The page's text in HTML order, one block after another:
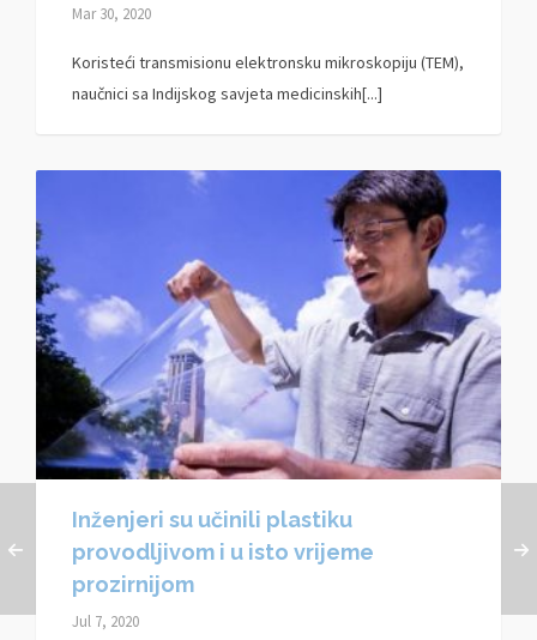
Mar 30, 2020
Koristeći transmisionu elektronsku mikroskopiju (TEM),
naučnici sa Indijskog savjeta medicinskih[...]
Inženjeri su učinili plastiku
provodljivom i u isto vrijeme
prozirnijom
Jul 7, 2020